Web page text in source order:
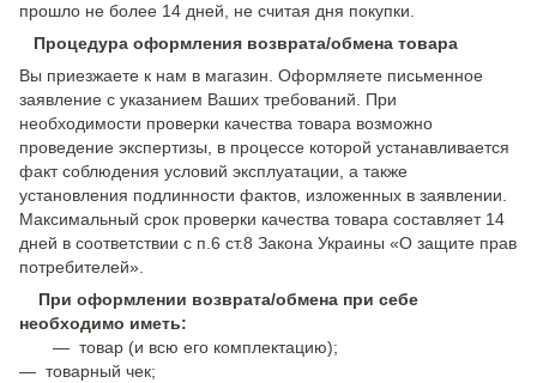
прошло не более 14 дней, не считая дня покупки.
Процедура оформления возврата/обмена товара
Вы приезжаете к нам в магазин. Оформляете письменное
заявление с указанием Ваших требований. При
необходимости проверки качества товара возможно
проведение экспертизы, в процессе которой устанавливается
факт соблюдения условий эксплуатации, а также
установления подлинности фактов, изложенных в заявлении.
Максимальный срок проверки качества товара составляет 14
дней в соответствии с п.6 ст.8 Закона Украины «О защите прав
потребителей».
При оформлении возврата/обмена при себе
необходимо иметь:
— товар (и всю его комплектацию);
— товарный чек;